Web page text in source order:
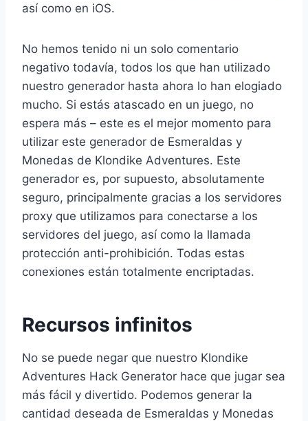
así como en iOS.
No hemos tenido ni un solo comentario
negativo todavía, todos los que han utilizado
nuestro generador hasta ahora lo han elogiado
mucho. Si estás atascado en un juego, no
espera más – este es el mejor momento para
utilizar este generador de Esmeraldas y
Monedas de Klondike Adventures. Este
generador es, por supuesto, absolutamente
seguro, principalmente gracias a los servidores
proxy que utilizamos para conectarse a los
servidores del juego, así como la llamada
protección anti-prohibición. Todas estas
conexiones están totalmente encriptadas.
Recursos infinitos
No se puede negar que nuestro Klondike
Adventures Hack Generator hace que jugar sea
más fácil y divertido. Podemos generar la
cantidad deseada de Esmeraldas y Monedas